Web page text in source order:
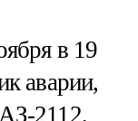
в 19
аварии,
2112,